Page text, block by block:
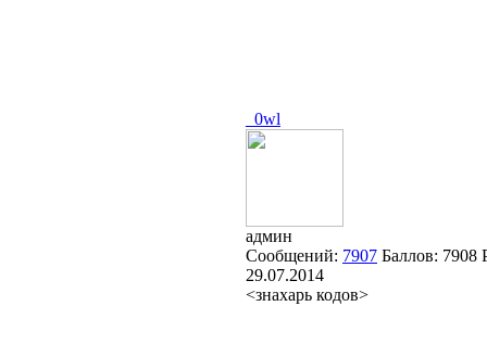
_0wl
админ
Сообщений: 7907 Баллов: 7908
29.07.2014
<знахарь кодов>